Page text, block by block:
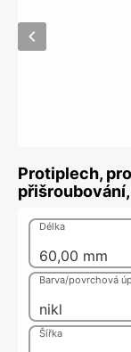
Protiplech,
60,00 mm
Délka
nikl
Barva/povrchová
Šířka